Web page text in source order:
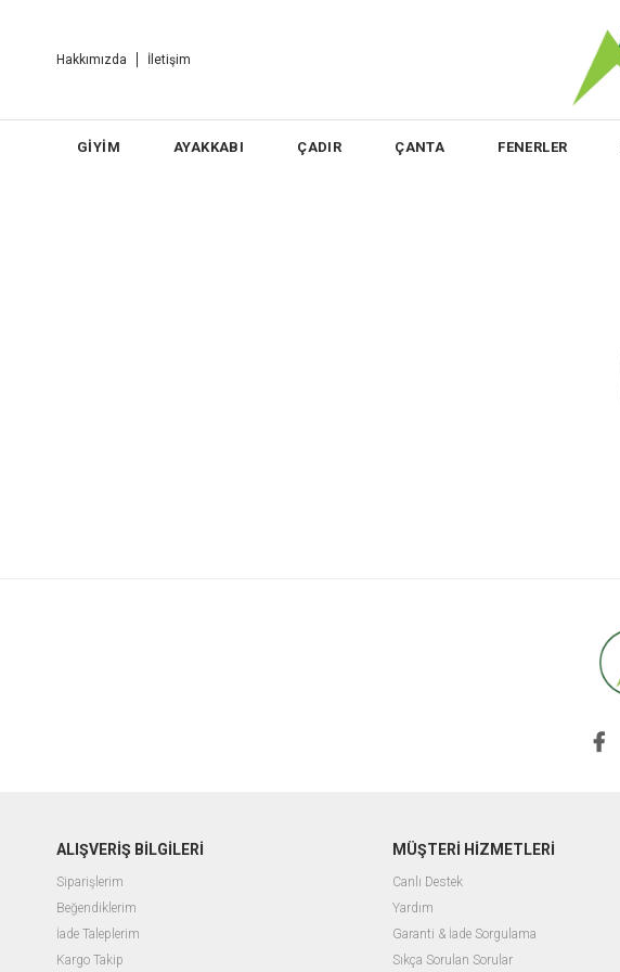
Hakkımızda İletişim
GİYİM AYAKKABI ÇADIR ÇANTA FENERLER
ALIŞVERİŞ BİLGİLERİ
Siparişlerim
Beğendiklerim
İade Taleplerim
Kargo Takip
MÜŞTERİ HİZMETLERİ
Canlı Destek
Yardım
Garanti & İade Sorgulama
Sıkça Sorulan Sorular